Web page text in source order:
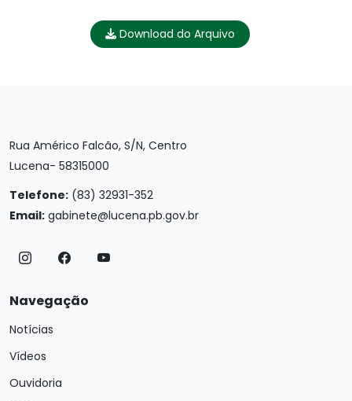
Download do Arquivo
Rua Américo Falcão, S/N, Centro
Lucena- 58315000
Telefone: (83) 32931-352
Email: gabinete@lucena.pb.gov.br
Navegação
Notícias
Vídeos
Ouvidoria